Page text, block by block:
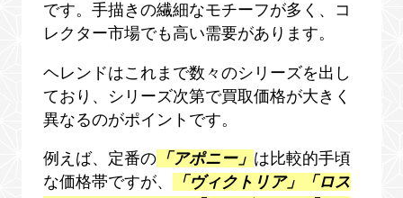
です。手描きの繊細なモチーフが多く、コ
レクター市場でも高い需要があります。
ヘレンドはこれまで数々のシリーズを出し
ており、シリーズ次第で買取価格が大きく
異なるのがポイントです。
例えば、定番の 「アポニー」 は比較的手頃
な価格帯ですが、
「ヴィクトリア」「ロス